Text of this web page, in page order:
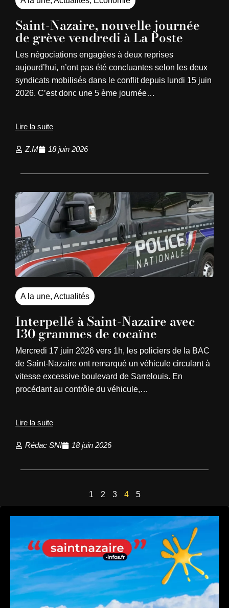
Saint-Nazaire, nouvelle journée
de grève vendredi à La Poste
Les négociations engagées à deux reprises
aujourd’hui, n’ont pas été concluantes selon les deux
syndicats mobilisés dans le conflit depuis lundi 15 juin
2026. C’est donc une 5 ème journée…
Lire la suite
Z.M 18 juin 2026
A la une, Actualités
Interpellé à Saint-Nazaire avec
130 grammes de cocaïne
Mercredi 17 juin 2026 vers 1h, les policiers de la BAC
de Saint-Nazaire ont remarqué un véhicule circulant à
vitesse excessive boulevard de Sarrelouis. En
procédant au contrôle du véhicule,…
Lire la suite
Rédac SNI 18 juin 2026
1 2 3 4 5